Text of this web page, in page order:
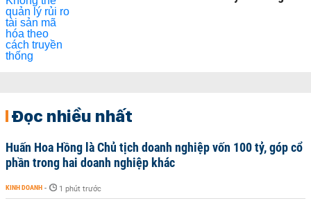
Đọc nhiều nhất
Huấn Hoa Hồng là Chủ tịch doanh nghiệp vốn 100 tỷ, góp cổ
phần trong hai doanh nghiệp khác
KINH DOANH - 1 phút trước